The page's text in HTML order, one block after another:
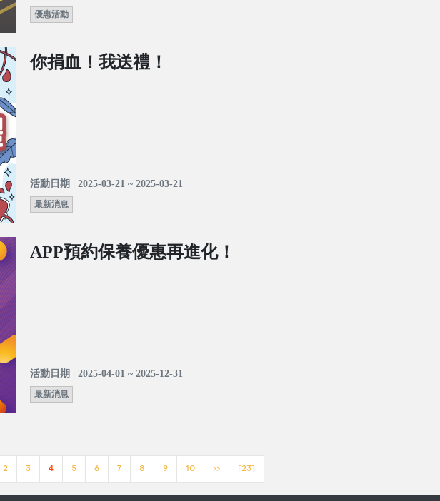
優惠活動
你捐血！我送禮！
活動日期 | 2025-03-21 ~ 2025-03-21
最新消息
APP預約保養優惠再進化！
活動日期 | 2025-04-01 ~ 2025-12-31
最新消息
2 3 4 5 6 7 8 9 10 >> [23]